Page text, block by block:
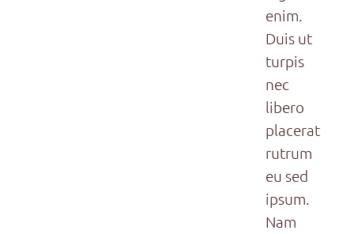
enim.
Duis ut
turpis
nec
libero
placerat
rutrum
eu sed
ipsum.
Nam